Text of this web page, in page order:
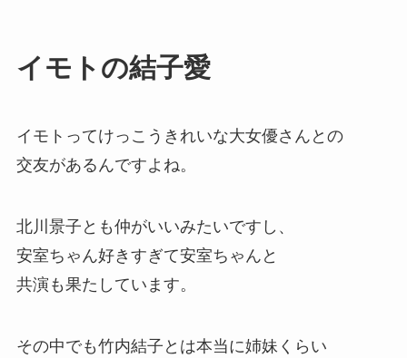
イモトの結子愛
イモトってけっこうきれいな大女優さんとの
交友があるんですよね。
北川景子とも仲がいいみたいですし、
安室ちゃん好きすぎて安室ちゃんと
共演も果たしています。
その中でも竹内結子とは本当に姉妹くらい